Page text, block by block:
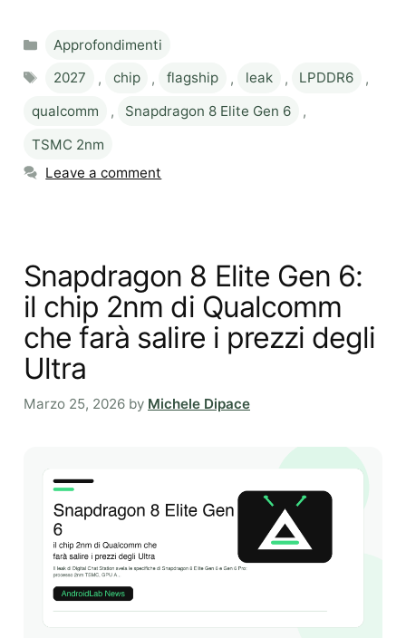
Categories
Approfondimenti
Tags
2027 , chip , flagship , leak , LPDDR6
,
qualcomm
, Snapdragon 8 Elite Gen 6
,
TSMC 2nm
Leave a comment
Snapdragon 8 Elite Gen 6:
il chip 2nm di Qualcomm
che farà salire i prezzi degli
Ultra
Marzo 25, 2026 by Michele Dipace